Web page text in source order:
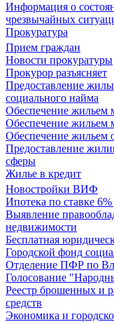
Информация о
чрезвычайных
Прокуратура
Прием граждан
Новости прокуратуры
Прокурор разъясняет
Предоставление
социального найма
Обеспечение жильем
Обеспечение жильем
Обеспечение жильем
Предоставление
сферы
Жилье в кредит
Новостройки ВИФ
Ипотека по ставке
Выявление
недвижимости
Бесплатная
Городской фонд
Отделение ПФР по
Голосование
Реестр брошенных и
средств
Экономика и